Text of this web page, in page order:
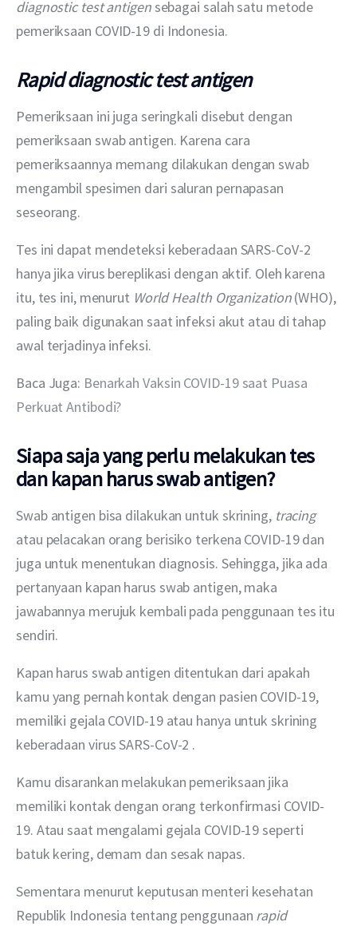
diagnostic test antigen sebagai salah satu metode
pemeriksaan COVID-19 di Indonesia.
Rapid diagnostic test antigen
Pemeriksaan ini juga seringkali disebut dengan
pemeriksaan swab antigen. Karena cara
pemeriksaannya memang dilakukan dengan swab
mengambil spesimen dari saluran pernapasan
seseorang.
Tes ini dapat mendeteksi keberadaan SARS-CoV-2
hanya jika virus bereplikasi dengan aktif. Oleh karena
itu, tes ini, menurut World Health Organization (WHO),
paling baik digunakan saat infeksi akut atau di tahap
awal terjadinya infeksi.
Baca Juga: Benarkah Vaksin COVID-19 saat Puasa
Perkuat Antibodi?
Siapa saja yang perlu melakukan tes
dan kapan harus swab antigen?
Swab antigen bisa dilakukan untuk skrining, tracing
atau pelacakan orang berisiko terkena COVID-19 dan
juga untuk menentukan diagnosis. Sehingga, jika ada
pertanyaan kapan harus swab antigen, maka
jawabannya merujuk kembali pada penggunaan tes itu
sendiri.
Kapan harus swab antigen ditentukan dari apakah
kamu yang pernah kontak dengan pasien COVID-19,
memiliki gejala COVID-19 atau hanya untuk skrining
keberadaan virus SARS-CoV-2 .
Kamu disarankan melakukan pemeriksaan jika
memiliki kontak dengan orang terkonfirmasi COVID-
19. Atau saat mengalami gejala COVID-19 seperti
batuk kering, demam dan sesak napas.
Sementara menurut keputusan menteri kesehatan
Republik Indonesia tentang penggunaan rapid